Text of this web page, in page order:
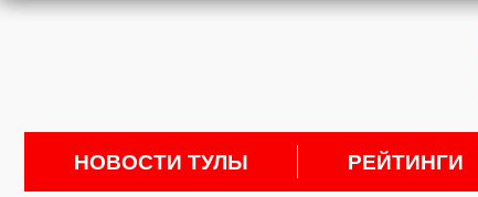
НОВОСТИ ТУЛЫ РЕЙТИНГИ